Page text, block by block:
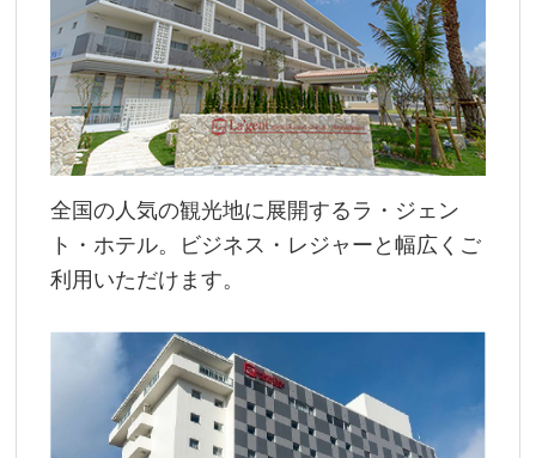
全国の人気の観光地に展開するラ・ジェン
ト・ホテル。ビジネス・レジャーと幅広くご
利用いただけます。